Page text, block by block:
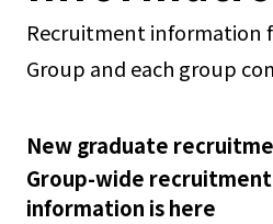
Recruitment information
Group and each group
New graduate
Group-wide recruitment
information is here